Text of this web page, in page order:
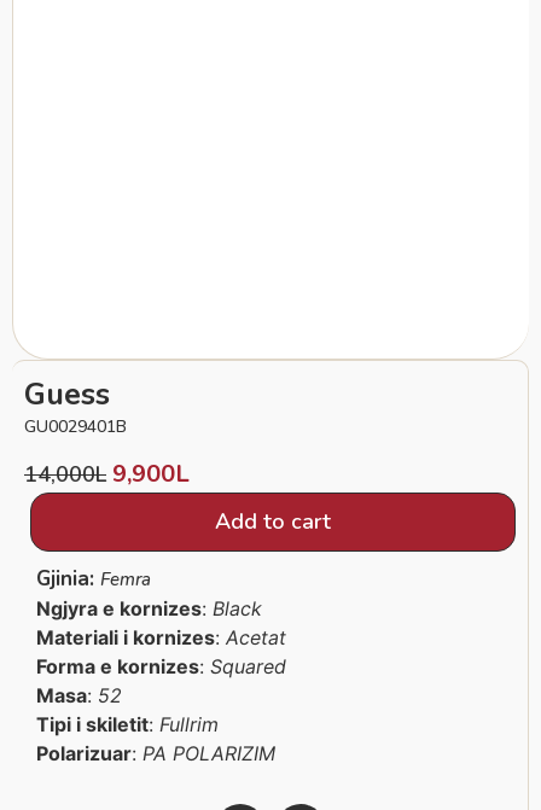
Guess
GU0029401B
14,000L 9,900L
Add to cart
Gjinia: Femra
Ngjyra e kornizes: Black
Materiali i kornizes: Acetat
Forma e kornizes: Squared
Masa: 52
Tipi i skiletit: Fullrim
Polarizuar: PA POLARIZIM